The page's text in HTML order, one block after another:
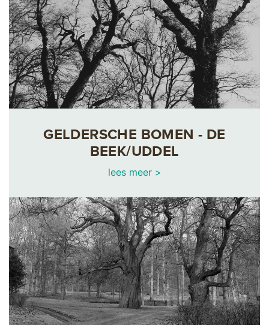
GELDERSCHE BOMEN - DE
BEEK/UDDEL
lees meer >